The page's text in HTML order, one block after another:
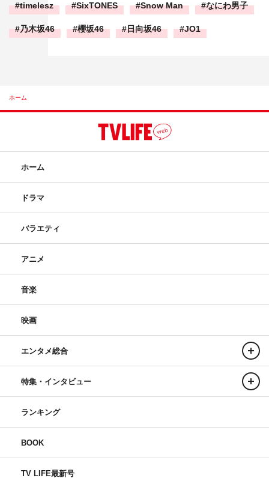
timelesz SixTONES Snow Man なにわ男子
乃木坂46 櫻坂46 日向坂46 JO1
ホーム
ホーム
ドラマ
バラエティ
アニメ
音楽
映画
エンタメ総合
特集・インタビュー
ランキング
BOOK
TV LIFE最新号